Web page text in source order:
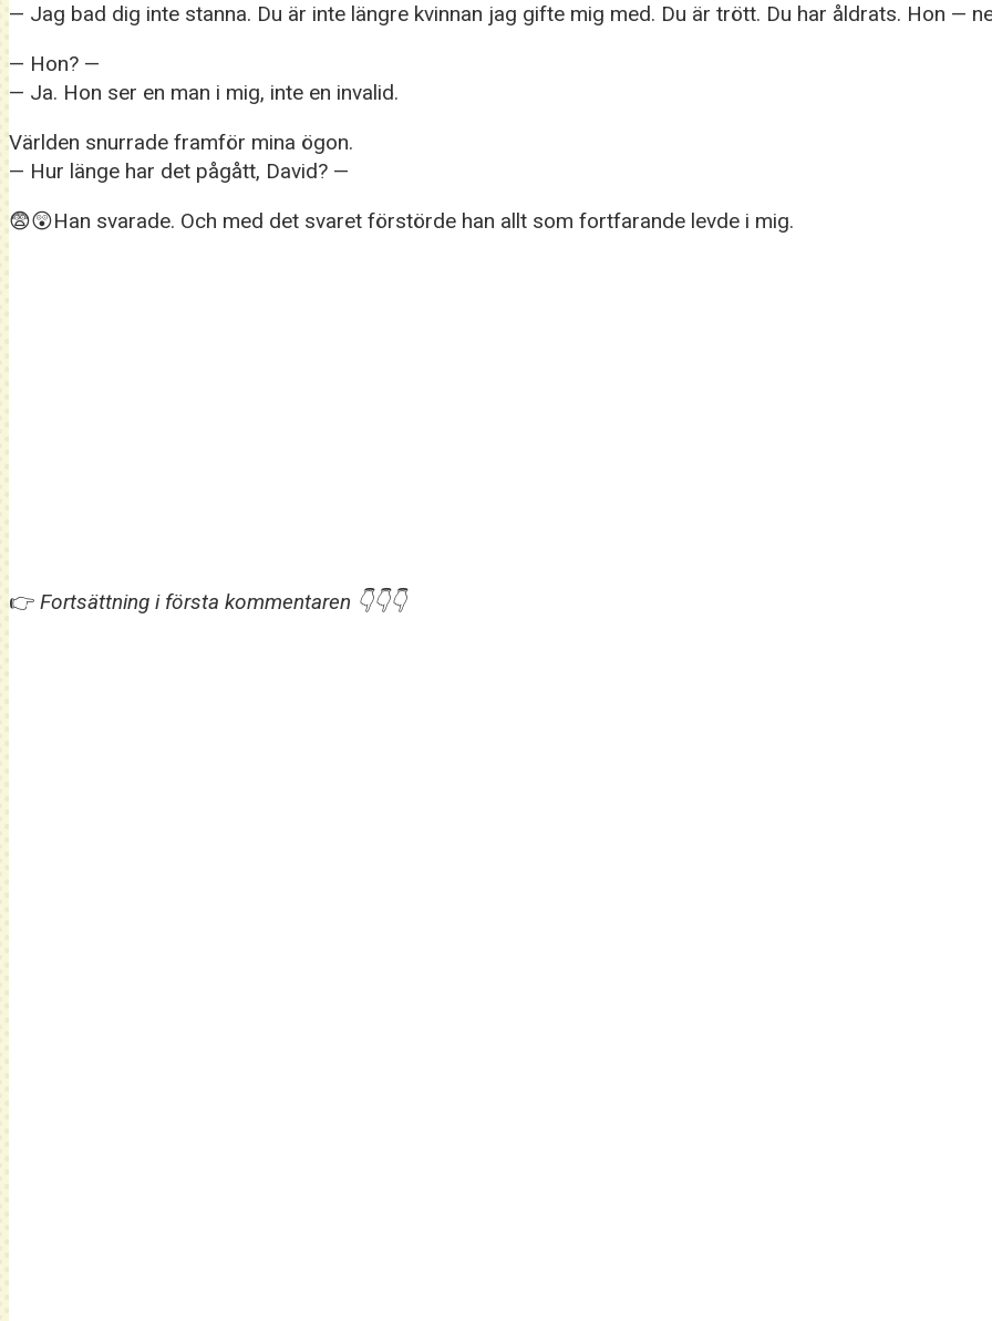
— Jag bad dig inte stanna. Du är inte längre kvinnan jag gifte mig med. Du är trött. Du har åldrats. Hon —
— Hon? —
— Ja. Hon ser en man i mig, inte en invalid.
Världen snurrade framför mina ögon.
— Hur länge har det pågått, David? —
😨😲Han svarade. Och med det svaret förstörde han allt som fortfarande levde i mig.
👉 Fortsättning i första kommentaren 👇👇👇